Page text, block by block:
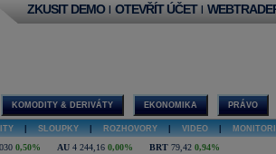
ZKUSIT DEMO | OTEVŘÍT ÚČET |
KOMODITY & DERIVÁTY EKONOMIKA PRÁVO
SLOUPKY ROZHOVORY VIDEO
0,50% AU 4 244,16 0,00% BRT 79,42 0,94%